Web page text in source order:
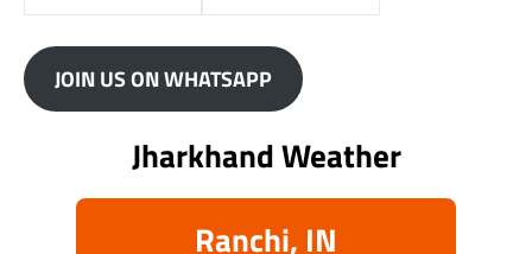
JOIN US ON WHATSAPP
Jharkhand Weather
Ranchi, IN